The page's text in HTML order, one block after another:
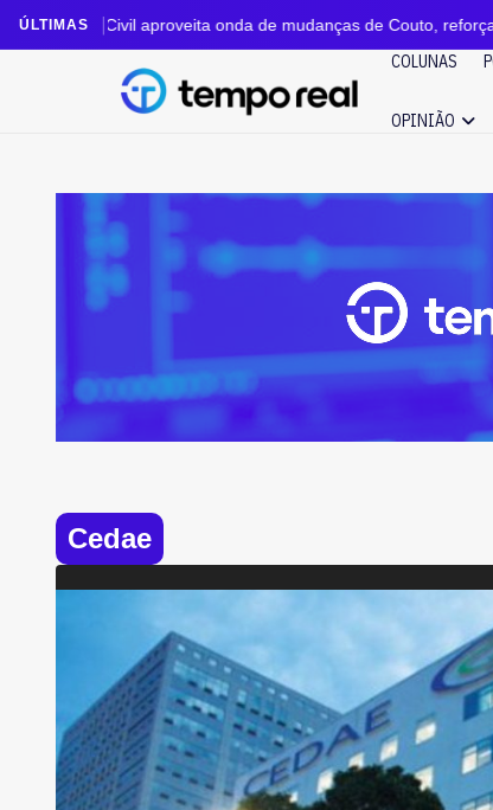
ÚLTIMASonda de mudanças de Couto, reforça o Detran e abre
COLUNAS
OPINIÃO
Cedae